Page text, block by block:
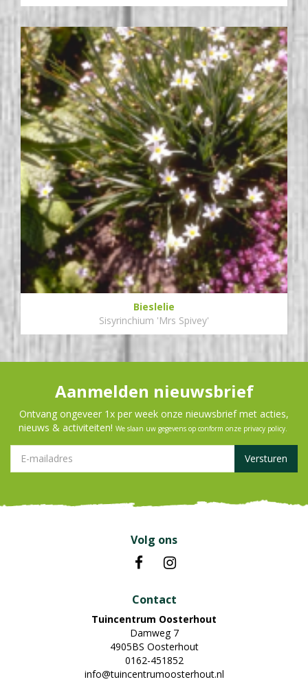
Bieslelie
Sisyrinchium 'Mrs Spivey'
Aanmelden nieuwsbrief
Ontvang ongeveer 1x per week onze nieuwsbrief met acties,
nieuws & activiteiten! We slaan uw gegevens op conform onze privacy policy.
Volg ons
Contact
Tuincentrum Oosterhout
Damweg 7
4905BS Oosterhout
0162-451852
info@tuincentrumoosterhout.nl